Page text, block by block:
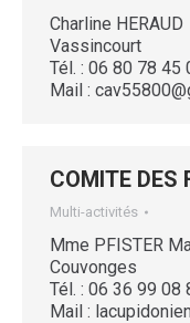
Charline HERAUD
Vassincourt
Tél. : 06 80 78 45
Mail :
COMITE DES
Multi-activités
Mme PFISTER
Couvonges
Tél. : 06 36 99 08
Mail :